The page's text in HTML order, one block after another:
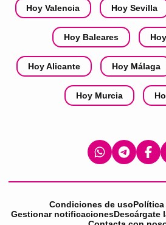
Hoy Valencia Hoy Sevilla
Hoy Baleares
Hoy Alicante Hoy Málaga
Hoy Murcia
Condiciones de uso
Gestionar notificacionesDescárgate